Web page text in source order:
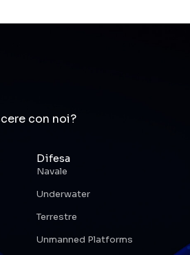
con noi?
Difesa
Navale
Underwater
Terrestre
Unmanned Platforms